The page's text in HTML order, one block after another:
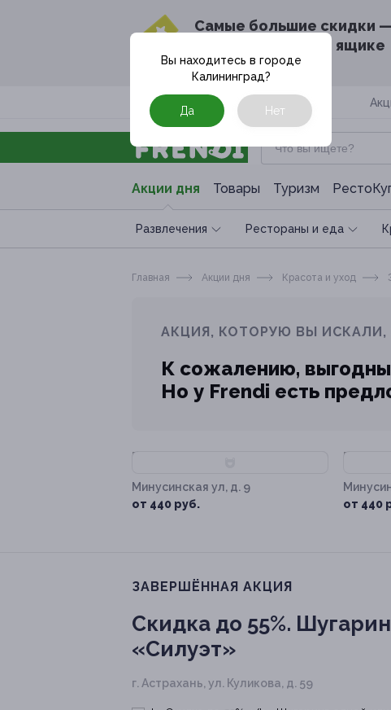
Cамые большие скидки —
в твоём почтовом ящике
Москва
Акции дня Товары Туризм
Развлечения Рестораны и еда
Вы находитесь в городе
Калининград?
Да Нет
Главная Акции дня Красота и уход
АКЦИЯ, КОТОРУЮ ВЫ ИСКАЛИ,
К сожалению,
Но у Frendi есть
Минусинская ул, д. 9
от 440 руб.
от 440
ЗАВЕРШЁННАЯ АКЦИЯ
Скидка до 55%.
«Силуэт»
г. Астрахань, ул. Куликова, д. 59